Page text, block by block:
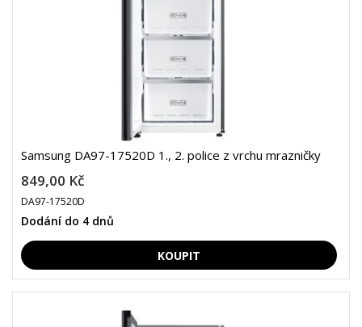
Samsung DA97-17520D 1., 2. police z vrchu mrazničky
849,00 Kč
DA97-17520D
Dodání do 4 dnů